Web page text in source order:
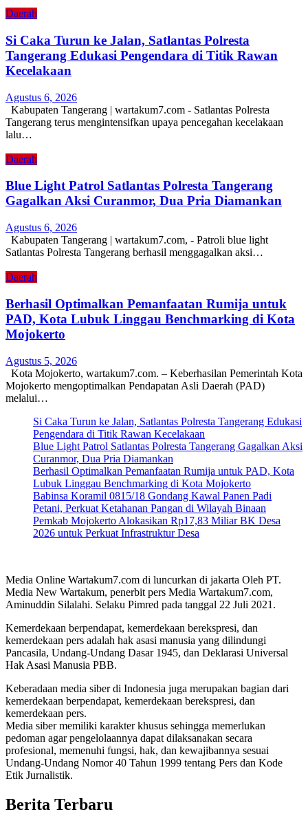
Daerah
Si Caka Turun ke Jalan, Satlantas Polresta
Tangerang Edukasi Pengendara di Titik Rawan
Kecelakaan
Agustus 6, 2026
Kabupaten Tangerang | wartakum7.com - Satlantas Polresta
Tangerang terus mengintensifkan upaya pencegahan kecelakaan
lalu…
Daerah
Blue Light Patrol Satlantas Polresta Tangerang
Gagalkan Aksi Curanmor, Dua Pria Diamankan
Agustus 6, 2026
Kabupaten Tangerang | wartakum7.com, - Patroli blue light
Satlantas Polresta Tangerang berhasil menggagalkan aksi…
Daerah
Berhasil Optimalkan Pemanfaatan Rumija untuk
PAD, Kota Lubuk Linggau Benchmarking di Kota
Mojokerto
Agustus 5, 2026
Kota Mojokerto, wartakum7.com. – Keberhasilan Pemerintah Kota
Mojokerto mengoptimalkan Pendapatan Asli Daerah (PAD)
melalui…
Si Caka Turun ke Jalan, Satlantas Polresta Tangerang Edukasi
Pengendara di Titik Rawan Kecelakaan
Blue Light Patrol Satlantas Polresta Tangerang Gagalkan Aksi
Curanmor, Dua Pria Diamankan
Berhasil Optimalkan Pemanfaatan Rumija untuk PAD, Kota
Lubuk Linggau Benchmarking di Kota Mojokerto
Babinsa Koramil 0815/18 Gondang Kawal Panen Padi
Petani, Perkuat Ketahanan Pangan di Wilayah Binaan
Pemkab Mojokerto Alokasikan Rp17,83 Miliar BK Desa
2026 untuk Perkuat Infrastruktur Desa
Media Online Wartakum7.com di luncurkan di jakarta Oleh PT.
Media New Wartakum, penerbit pers Media Wartakum7.com,
Aminuddin Silalahi. Selaku Pimred pada tanggal 22 Juli 2021.
Kemerdekaan berpendapat, kemerdekaan berekspresi, dan
kemerdekaan pers adalah hak asasi manusia yang dilindungi
Pancasila, Undang-Undang Dasar 1945, dan Deklarasi Universal
Hak Asasi Manusia PBB.
Keberadaan media siber di Indonesia juga merupakan bagian dari
kemerdekaan berpendapat, kemerdekaan berekspresi, dan
kemerdekaan pers.
Media siber memiliki karakter khusus sehingga memerlukan
pedoman agar pengelolaannya dapat dilaksanakan secara
profesional, memenuhi fungsi, hak, dan kewajibannya sesuai
Undang-Undang Nomor 40 Tahun 1999 tentang Pers dan Kode
Etik Jurnalistik.
Berita Terbaru